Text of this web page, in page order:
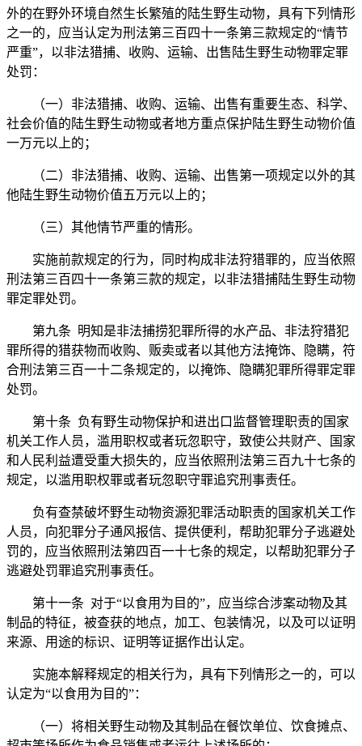
外的在野外环境自然生长繁殖的陆生野生动物，具有下列情形
之一的，应当认定为刑法第三百四十一条第三款规定的“情节
严重”，以非法猎捕、收购、运输、出售陆生野生动物罪定罪
处罚：
（一）非法猎捕、收购、运输、出售有重要生态、科学、
社会价值的陆生野生动物或者地方重点保护陆生野生动物价值
一万元以上的；
（二）非法猎捕、收购、运输、出售第一项规定以外的其
他陆生野生动物价值五万元以上的；
（三）其他情节严重的情形。
实施前款规定的行为，同时构成非法狩猎罪的，应当依照
刑法第三百四十一条第三款的规定，以非法猎捕陆生野生动物
罪定罪处罚。
第九条 明知是非法捕捞犯罪所得的水产品、非法狩猎犯
罪所得的猎获物而收购、贩卖或者以其他方法掩饰、隐瞒，符
合刑法第三百一十二条规定的，以掩饰、隐瞒犯罪所得罪定罪
处罚。
第十条 负有野生动物保护和进出口监督管理职责的国家
机关工作人员，滥用职权或者玩忽职守，致使公共财产、国家
和人民利益遭受重大损失的，应当依照刑法第三百九十七条的
规定，以滥用职权罪或者玩忽职守罪追究刑事责任。
负有查禁破坏野生动物资源犯罪活动职责的国家机关工作
人员，向犯罪分子通风报信、提供便利，帮助犯罪分子逃避处
罚的，应当依照刑法第四百一十七条的规定，以帮助犯罪分子
逃避处罚罪追究刑事责任。
第十一条 对于“以食用为目的”，应当综合涉案动物及其
制品的特征，被查获的地点，加工、包装情况，以及可以证明
来源、用途的标识、证明等证据作出认定。
实施本解释规定的相关行为，具有下列情形之一的，可以
认定为“以食用为目的”：
（一）将相关野生动物及其制品在餐饮单位、饮食摊点、